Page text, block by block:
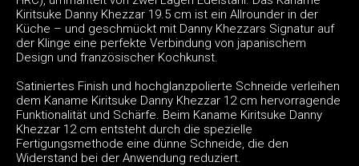
Kiritsuke Danny Khezzar 19.5 cm ist ein Allrounder in der
Küche – und geschmückt mit Danny Khezzars Signatur auf
der Klinge eine perfekte Verbindung von japanischem
Design und französischer Kochkunst.
Satiniertes Finish und hochglanzpolierte Schneide verleihen
dem Kaname Kiritsuke Danny Khezzar 12 cm hervorragende
Funktionalität und Schärfe. Beim Kaname Kiritsuke Danny
Khezzar 12 cm entsteht durch die spezielle
Fertigungsmethode eine dünne Schneide, die den
Widerstand bei der Anwendung reduziert.